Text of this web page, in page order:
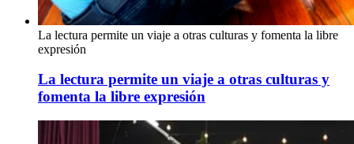
La lectura permite un viaje a otras culturas y fomenta la libre
expresión
La lectura permite un viaje a otras culturas y
fomenta la libre expresión